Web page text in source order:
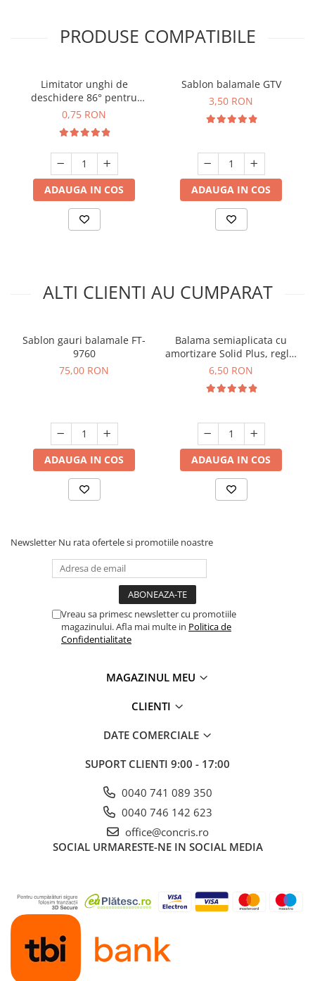
PRODUSE COMPATIBILE
Limitator unghi de
deschidere 86° pentru
balamale GTV
0,75 RON
ADAUGA IN COS
Sablon balamale GTV
3,50 RON
ADAUGA IN COS
ALTI CLIENTI AU CUMPARAT
Sablon gauri balamale FT-
9760
75,00 RON
ADAUGA IN COS
Balama semiaplicata cu
amortizare Solid Plus, reglaj
3D
6,50 RON
ADAUGA IN COS
Newsletter Nu rata ofertele si promotiile noastre
Vreau sa primesc newsletter cu promotiile
magazinului. Afla mai multe in Politica de
Confidentialitate
MAGAZINUL MEU
CLIENTI
DATE COMERCIALE
SUPORT CLIENTI 9:00 - 17:00
0040 741 089 350
0040 746 142 623
office@concris.ro
SOCIAL URMARESTE-NE IN SOCIAL MEDIA